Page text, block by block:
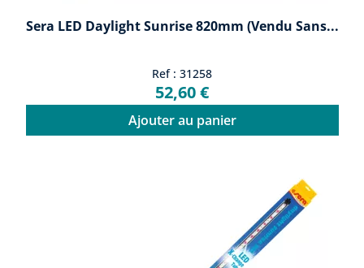
Sera LED Daylight Sunrise 820mm (vendu Sans...
Ref : 31258
52,60 €
Ajouter au panier